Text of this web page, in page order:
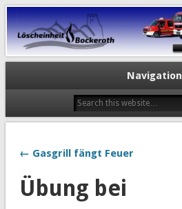
Navigation
← Gasgrill fängt Feuer
Übung bei